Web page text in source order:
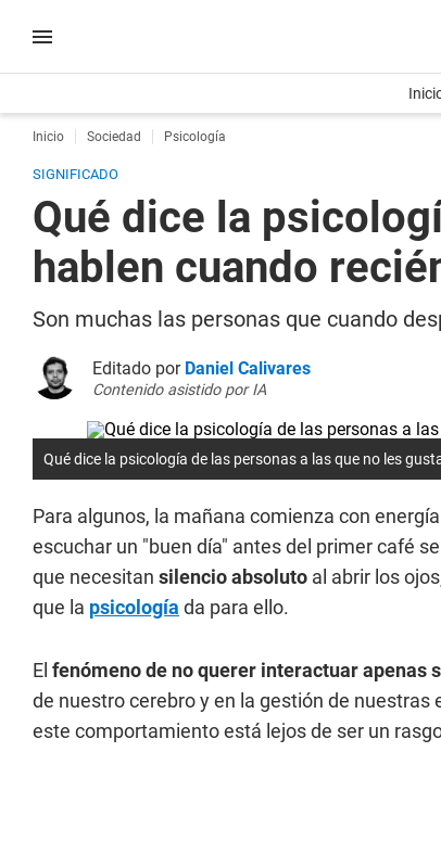
Inicio Sociedad Psicología
SIGNIFICADO
Qué dice la
hablen cuando
Son muchas las personas que cuando
Editado por Daniel Calivares
Contenido asistido por IA
Qué dice la psicología de las personas a las que no les
Para algunos, la mañana comienza con
escuchar un "buen día" antes del primer café
que necesitan silencio absoluto al abrir los
que la psicología da para ello.
El fenómeno de no querer interactuar apenas
de nuestro cerebro y en la gestión de
este comportamiento está lejos de ser un